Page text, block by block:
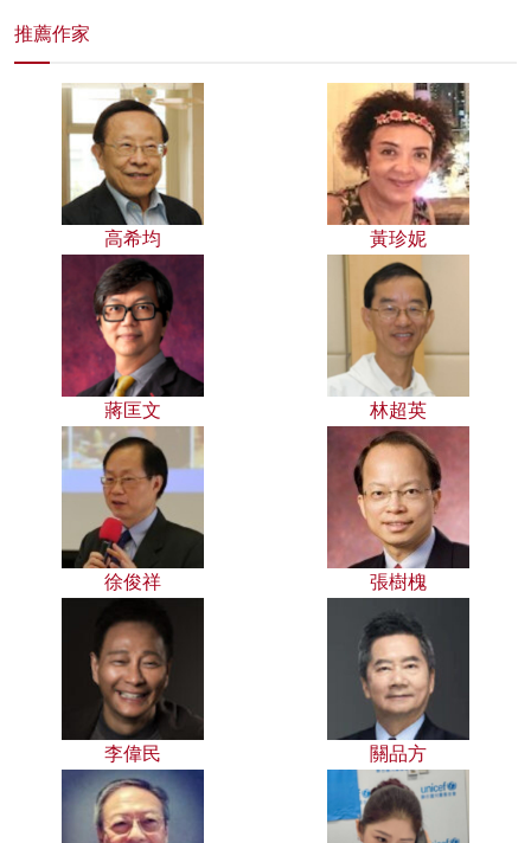
推薦作家
高希均 黃珍妮
蔣匡文 林超英
徐俊祥 張樹槐
李偉民 關品方